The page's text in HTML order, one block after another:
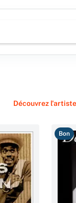
Découvrez l'artiste
Bon